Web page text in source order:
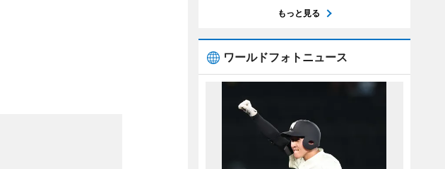
もっと見る
ワールドフォトニュース